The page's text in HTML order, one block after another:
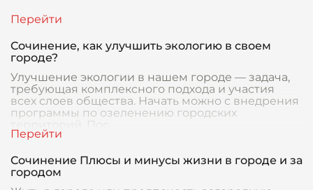
Сочинение, как улучшить экологию в своем
городе?
Улучшение экологии в нашем городе — задача,
требующая комплексного подхода и участия
всех слоев общества. Начать можно с внедрения
программы по озеленению городских
территорий. Пос
Сочинение Плюсы и минусы жизни в городе и за
городом